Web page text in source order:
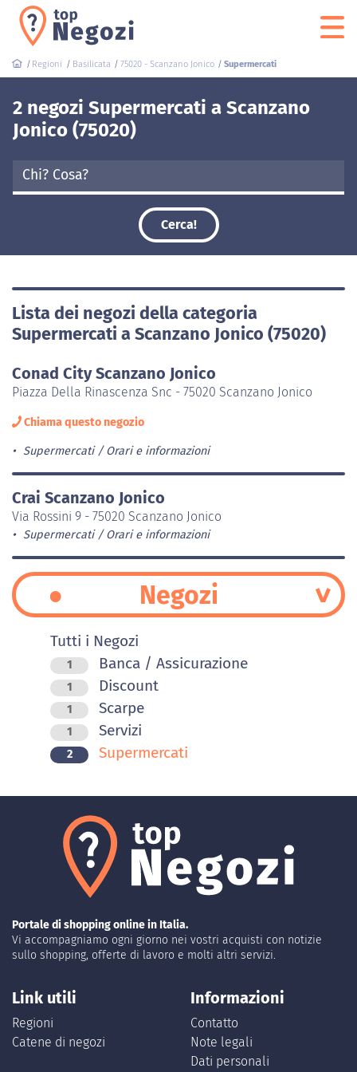
Regioni Basilicata 75020 - Scanzano Jonico Supermercati
2 negozi Supermercati a Scanzano
Jonico (75020)
Cerca!
Lista dei negozi della categoria
Supermercati a Scanzano Jonico (75020)
Conad City Scanzano Jonico
Piazza Della Rinascenza Snc - 75020 Scanzano Jonico
Chiama questo negozio
Supermercati Orari e informazioni
Crai Scanzano Jonico
Via Rossini 9 - 75020 Scanzano Jonico
Supermercati Orari e informazioni
Negozi
Tutti i Negozi
1 Banca / Assicurazione
1 Discount
1 Scarpe
1 Servizi
2 Supermercati
Portale di shopping online in Italia.
Vi accompagniamo ogni giorno nei vostri acquisti con notizie
sullo shopping, offerte di lavoro e molti altri servizi.
Link utili
Regioni
Catene di negozi
Informazioni
Contatto
Note legali
Dati personali